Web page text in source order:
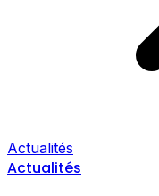
Actualités
Actualités